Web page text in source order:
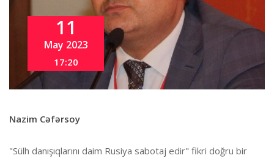
11
May 2023
17:20
Nazim Cəfərsoy
"Sülh danışıqlarını daim Rusiya sabotaj edir" fikri doğru bir